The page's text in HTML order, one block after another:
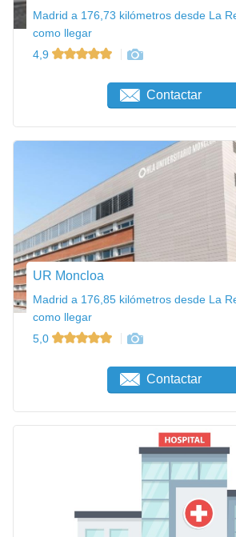
Madrid a 176,73 kilómetros desde La
como llegar
4,9
Contactar
UR Moncloa
Madrid a 176,85 kilómetros desde La
como llegar
5,0
Contactar